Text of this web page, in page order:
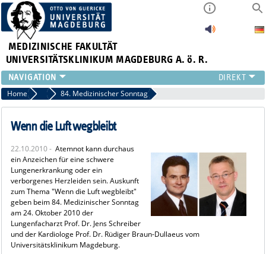
MEDIZINISCHE FAKULTÄT
UNIVERSITÄTSKLINIKUM MAGDEBURG A. ö. R.
INSTITUTE
KLINIKEN
ZENTRALE EINRICHTUNGEN
PRESSE
ÜBER UNS
INTERNATIONAL
INTRANET
Home Archiv 2010
84. Medizinischer Sonntag
Wenn die Luft wegbleibt
22.10.2010 - Atemnot kann durchaus
ein Anzeichen für eine schwere
Lungenerkrankung oder ein
verborgenes Herzleiden sein. Auskunft
zum Thema "Wenn die Luft wegbleibt"
geben beim 84. Medizinischer Sonntag
am 24. Oktober 2010 der
Lungenfacharzt Prof. Dr. Jens Schreiber
und der Kardiologe Prof. Dr. Rüdiger Braun-Dullaeus vom
Universitätsklinikum Magdeburg.